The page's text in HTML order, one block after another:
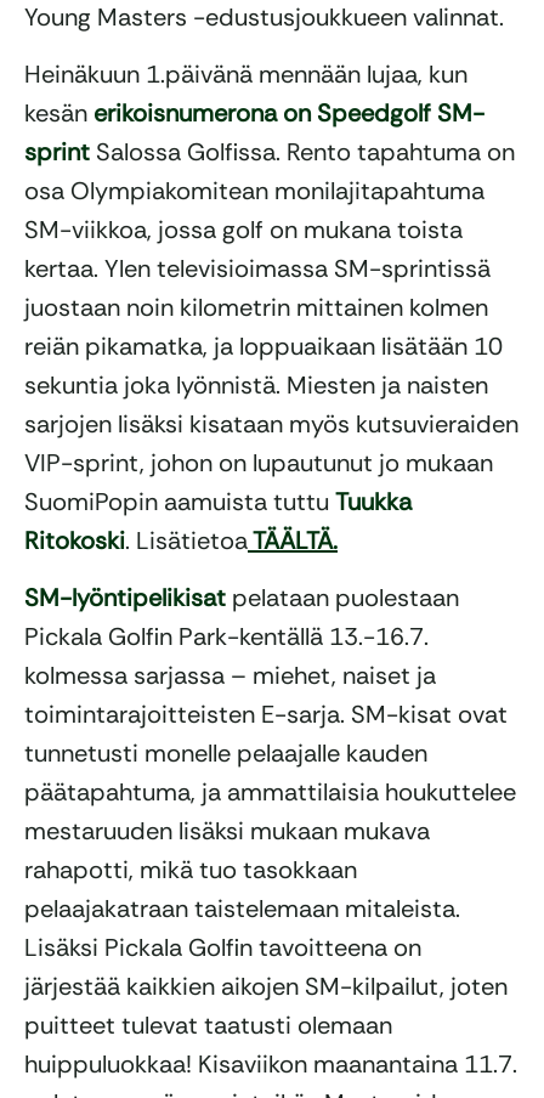
Young Masters -edustusjoukkueen valinnat.
Heinäkuun 1.päivänä mennään lujaa, kun
kesän erikoisnumerona on Speedgolf SM-
sprint Salossa Golfissa. Rento tapahtuma on
osa Olympiakomitean monilajitapahtuma
SM-viikkoa, jossa golf on mukana toista
kertaa. Ylen televisioimassa SM-sprintissä
juostaan noin kilometrin mittainen kolmen
reiän pikamatka, ja loppuaikaan lisätään 10
sekuntia joka lyönnistä. Miesten ja naisten
sarjojen lisäksi kisataan myös kutsuvieraiden
VIP-sprint, johon on lupautunut jo mukaan
SuomiPopin aamuista tuttu Tuukka
Ritokoski. LisätietoaTÄÄLTÄ.
SM-lyöntipelikisat pelataan puolestaan
Pickala Golfin Park-kentällä 13.-16.7.
kolmessa sarjassa – miehet, naiset ja
toimintarajoitteisten E-sarja. SM-kisat ovat
tunnetusti monelle pelaajalle kauden
päätapahtuma, ja ammattilaisia houkuttelee
mestaruuden lisäksi mukaan mukava
rahapotti, mikä tuo tasokkaan
pelaajakatraan taistelemaan mitaleista.
Lisäksi Pickala Golfin tavoitteena on
järjestää kaikkien aikojen SM-kilpailut, joten
puitteet tulevat taatusti olemaan
huippuluokkaa! Kisaviikon maanantaina 11.7.